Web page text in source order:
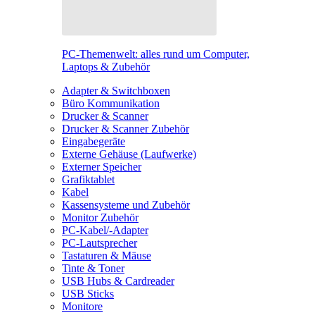
PC-Themenwelt: alles rund um Computer,
Laptops & Zubehör
Adapter & Switchboxen
Büro Kommunikation
Drucker & Scanner
Drucker & Scanner Zubehör
Eingabegeräte
Externe Gehäuse (Laufwerke)
Externer Speicher
Grafiktablet
Kabel
Kassensysteme und Zubehör
Monitor Zubehör
PC-Kabel/-Adapter
PC-Lautsprecher
Tastaturen & Mäuse
Tinte & Toner
USB Hubs & Cardreader
USB Sticks
Monitore